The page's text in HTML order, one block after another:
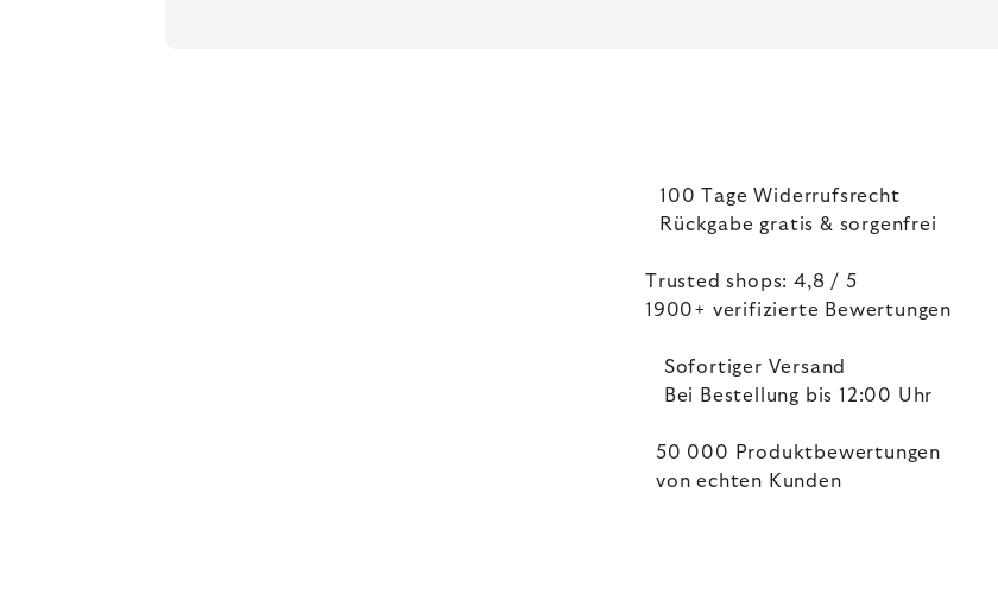
100 Tage Widerrufsrecht
Rückgabe gratis & sorgenfrei
Trusted shops: 4,8 / 5
1900+ verifizierte Bewertungen
Sofortiger Versand
Bei Bestellung bis 12:00 Uhr
50 000 Produktbewertungen
von echten Kunden